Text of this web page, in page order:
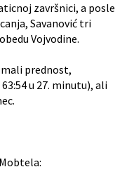
završnici, a posle
Savanović tri
Vojvodine.
prednost,
u 27. minutu), ali
: